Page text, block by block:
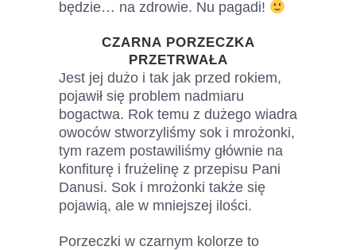
będzie… na zdrowie. Nu pagadi!
CZARNA PORZECZKA
PRZETRWAŁA
Jest jej dużo i tak jak przed rokiem,
pojawił się problem nadmiaru
bogactwa. Rok temu z dużego wiadra
owoców stworzyliśmy sok i mrożonki,
tym razem postawiliśmy głównie na
konfiturę i frużelinę z przepisu Pani
Danusi. Sok i mrożonki także się
pojawią, ale w mniejszej ilości.
Porzeczki w czarnym kolorze to